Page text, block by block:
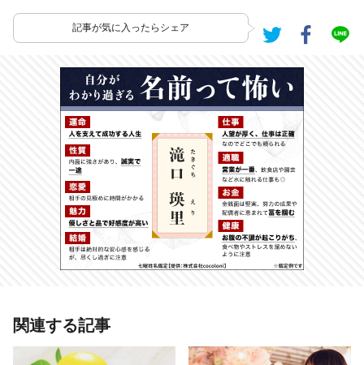
記事が気に入ったらシェア
あわせて読みたい記事
立花アンの【2020年下半期のフォー
関連する記事